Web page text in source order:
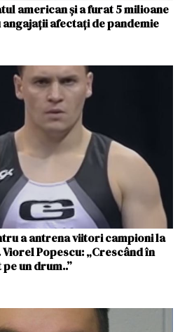
american și a furat 5 milioane
afectați de pandemie
a antrena viitori campioni la
Popescu: „Crescând în
un drum..”